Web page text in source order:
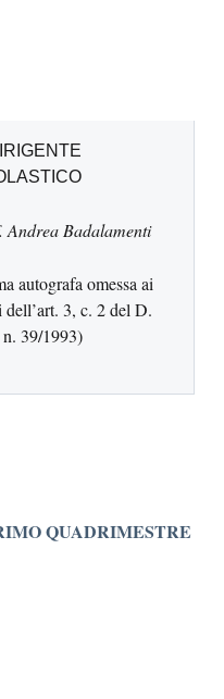
Andrea Badalamenti
autografa omessa ai
dell’art. 3, c. 2 del D.
39/1993)
QUADRIMESTRE